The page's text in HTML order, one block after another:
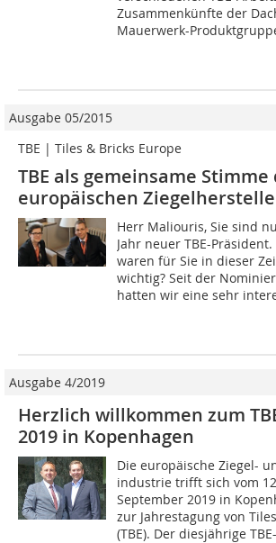
Zusammenkünfte der
Mauerwerk-
Ausgabe 05/2015
TBE | Tiles & Bricks Europe
TBE als gemeinsame Stimme
europäischen
Herr Maliouris, Sie sind
Jahr neuer TBE-
waren für Sie in dieser
wichtig? Seit der
hatten wir eine sehr
Ausgabe 4/2019
Herzlich willkommen zum
2019 in Kopenhagen
Die europäische Ziegel-
industrie trifft sich vom
September 2019 in
zur Jahrestagung von
(TBE). Der diesjährige